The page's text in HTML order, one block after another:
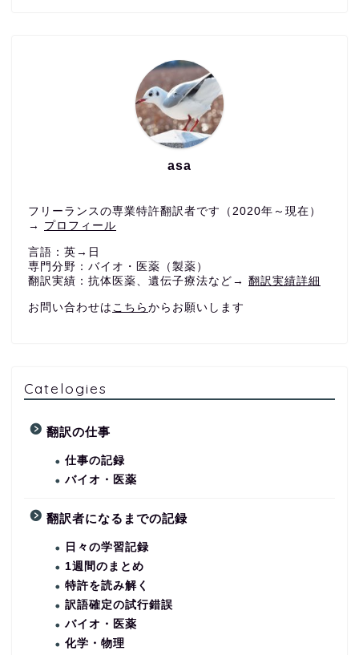
asa
フリーランスの専業特許翻訳者です（2020年～現在）
→ プロフィール
言語：英→日
専門分野：バイオ・医薬（製薬）
翻訳実績：抗体医薬、遺伝子療法など→ 翻訳実績詳細
お問い合わせは こちら からお願いします
Catelogies
翻訳の仕事
仕事の記録
バイオ・医薬
翻訳者になるまでの記録
日々の学習記録
1週間のまとめ
特許を読み解く
訳語確定の試行錯誤
バイオ・医薬
化学・物理